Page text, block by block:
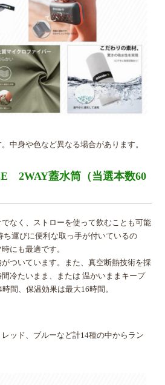
中身や色など異なる場合があります。
2WAY蓋水筒（当選本数60
なく、ストローを使って飲むことも可能
ち運びに便利な取っ手が付いているの
にも最適です。
ついています。また、真空断熱技術を採
冷たいまま、または 温かいままキープ
間、保温効果は最大16時間。
ッド、ブルーなど計14種の中からラン